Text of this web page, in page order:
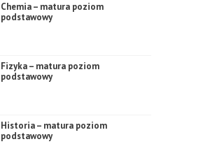
Chemia – matura poziom
podstawowy
Fizyka – matura poziom
podstawowy
Historia – matura poziom
podstawowy